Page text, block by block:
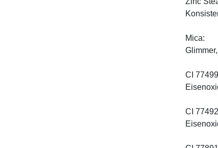
Mica:
CI
CI